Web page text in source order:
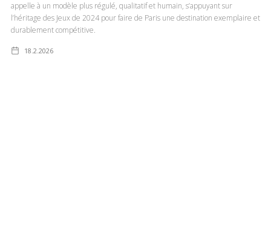
appelle à un modèle plus régulé, qualitatif et humain, s’appuyant sur
l’héritage des Jeux de 2024 pour faire de Paris une destination exemplaire et
durablement compétitive.
18.2.2026